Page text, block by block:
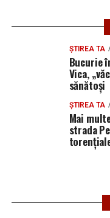
ȘTIREA TA
Bucurie
Vica,
sănătoși
ȘTIREA TA
Mai
strada